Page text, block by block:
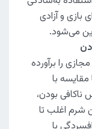
بازی و آزادی
می‌شود.
را برآورده
مقایسه با
بودن،
شرم اغلب تا